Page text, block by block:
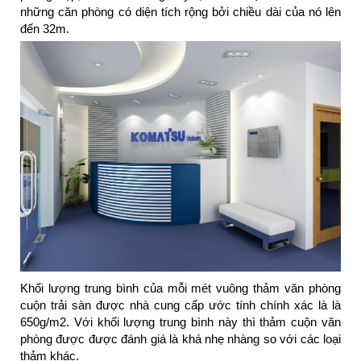
những căn phòng có diện tích rộng bởi chiều dài của nó lên
đến 32m.
Khối lượng trung bình của mỗi mét vuông thảm văn phòng
cuộn trải sàn được nhà cung cấp ước tính chính xác là là
650g/m2. Với khối lượng trung bình này thì thảm cuộn văn
phòng được được đánh giá là khá nhẹ nhàng so với các loại
thảm khác.